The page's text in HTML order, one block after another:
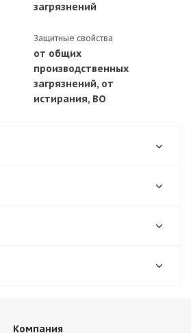
загрязнений
Защитные свойства
от общих
производственных
загрязнений, от
истирания, ВО
Компания